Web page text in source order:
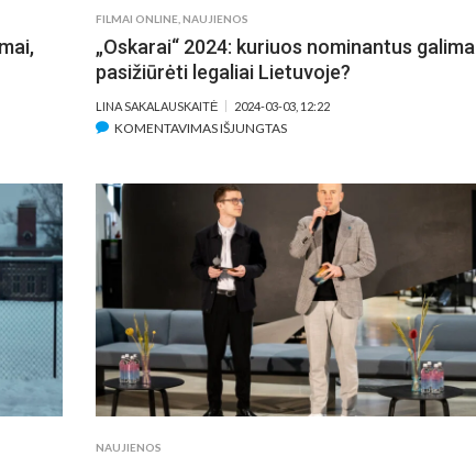
FILMAI ONLINE ,NAUJIENOS
„Oskarai“ 2024: kuriuos nominantus galima
pasižiūrėti legaliai Lietuvoje?
LINA SAKALAUSKAITĖ 2024-03-03, 12:22
KOMENTAVIMAS IŠJUNGTASĮRAŠE
KURIUOS
NOMINANTUS
GALIMA
PASIŽIŪRĖTI
LEGALIAI
LIETUVOJE?
NAUJIENOS